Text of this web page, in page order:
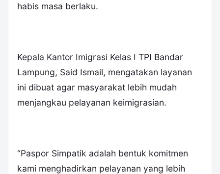
habis masa berlaku.
Kepala Kantor Imigrasi Kelas I TPI Bandar
Lampung, Said Ismail, mengatakan layanan
ini dibuat agar masyarakat lebih mudah
menjangkau pelayanan keimigrasian.
“Paspor Simpatik adalah bentuk komitmen
kami menghadirkan pelayanan yang lebih